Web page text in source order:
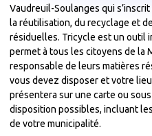
Vaudreuil-Soulanges qui
la réutilisation, du recyclage et
résiduelles. Tricycle est un outil
permet à tous les citoyens de la
responsable de leurs matières
vous devez disposer et votre
présentera sur une carte ou
disposition possibles, incluant
de votre municipalité.